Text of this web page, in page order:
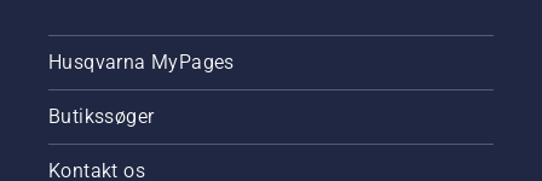
Husqvarna MyPages
Butikssøger
Kontakt os